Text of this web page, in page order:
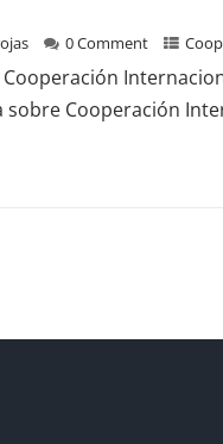
0 Comment
Cooperación